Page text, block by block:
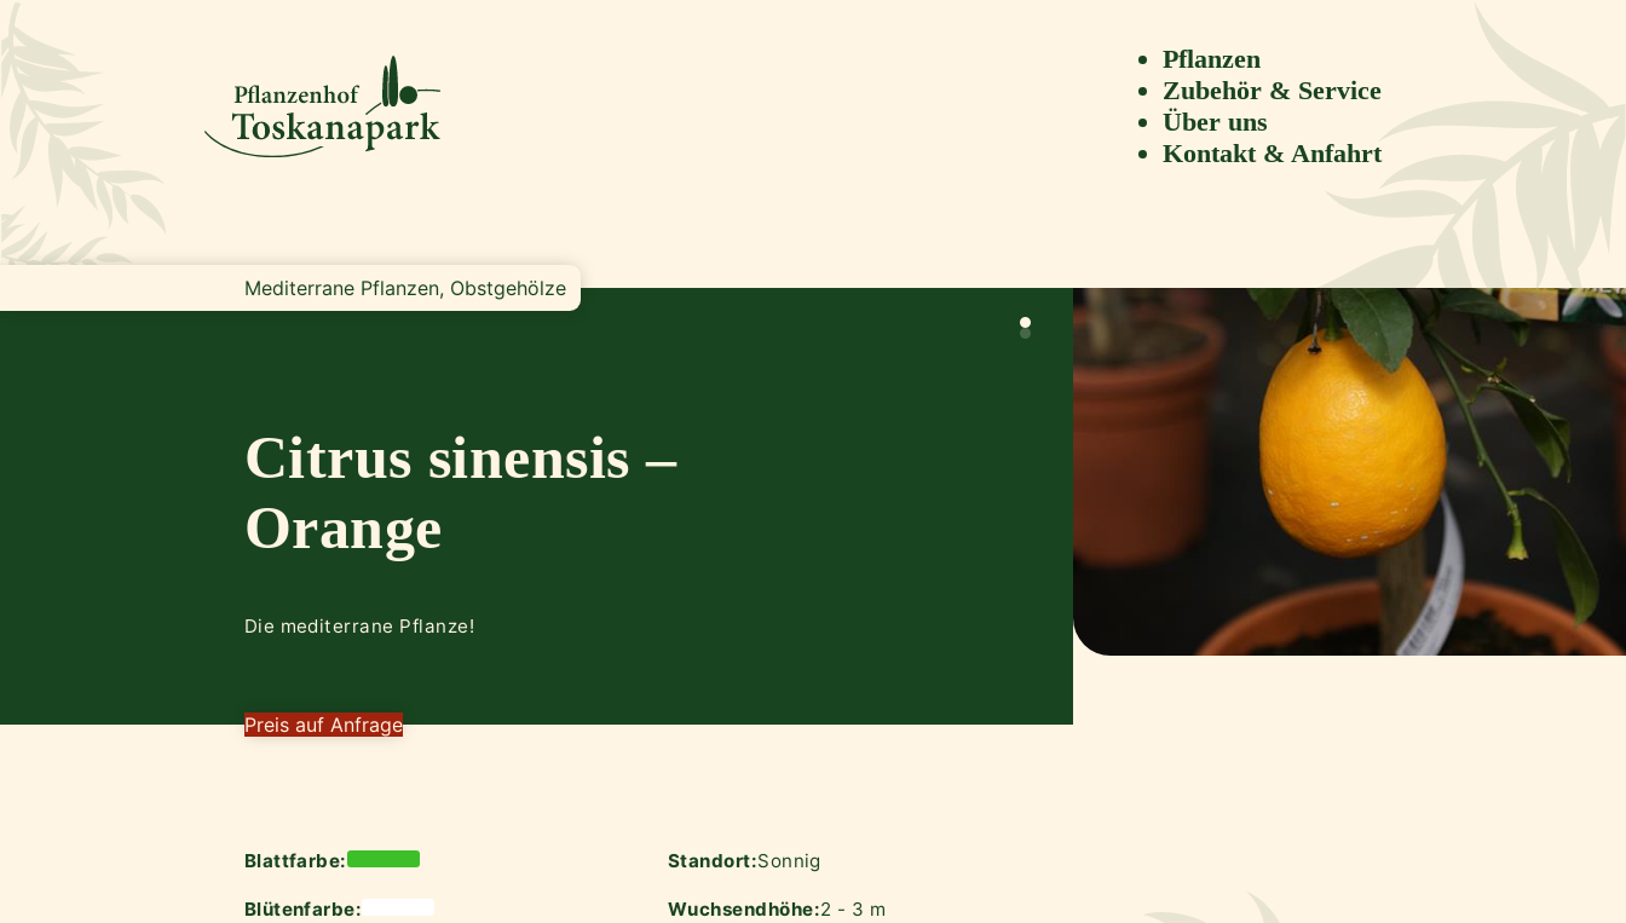
Pflanzen
Zubehör & Service
Über uns
Kontakt & Anfahrt
Mediterrane Pflanzen, Obstgehölze
Citrus sinensis –
Orange
Die mediterrane Pflanze!
Preis auf Anfrage
Blattfarbe:
Blütenfarbe:
Standort:Sonnig
Wuchsendhöhe:2 - 3 m